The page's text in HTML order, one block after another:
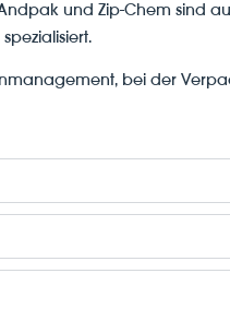
und Zip-Chem sind
bei der